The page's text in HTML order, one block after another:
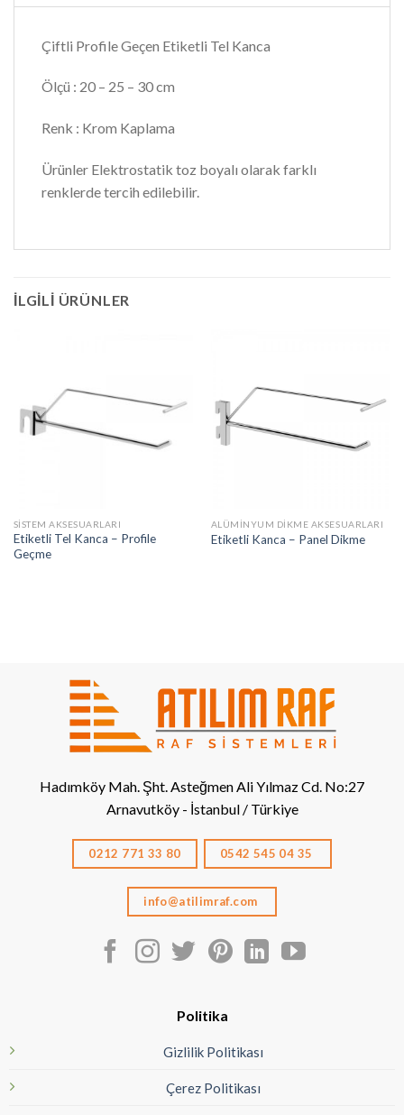
Çiftli Profile Geçen Etiketli Tel Kanca
Ölçü : 20 – 25 – 30 cm
Renk : Krom Kaplama
Ürünler Elektrostatik toz boyalı olarak farklı
renklerde tercih edilebilir.
İLGILI ÜRÜNLER
SISTEM AKSESUARLARI
Etiketli Tel Kanca – Profile
Geçme
ALÜMINYUM DIKME AKSESUARLARI
Etiketli Kanca – Panel Dikme
Hadımköy Mah. Şht. Asteğmen Ali Yılmaz Cd. No:27
Arnavutköy - İstanbul / Türkiye
0212 771 33 80 0542 545 04 35
info@atilimraf.com
Politika
Gizlilik Politikası
Çerez Politikası